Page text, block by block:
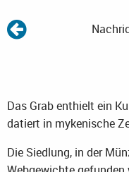
Das Grab enthielt ein
datiert in mykenische
Die Siedlung, in der